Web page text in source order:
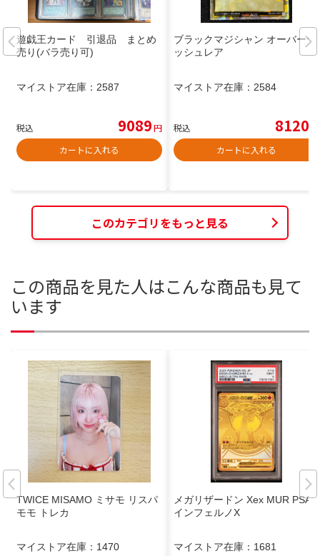
遊戯王カード 引退品 まとめ
売り(バラ売り可)
マイストア在庫： 2587
税込 9089円
カートに入れる
ブラックマジシャン オーバーラ
ッシュレア
マイストア在庫： 2584
税込 8120
カートに入れる
このカテゴリをもっと見る
この商品を見た人はこんな商品も見て
います
TWICE MISAMO ミサモ リスパ
モモ トレカ
マイストア在庫： 1470
メガリザードン Xex MUR PSA9
インフェルノX
マイストア在庫： 1681